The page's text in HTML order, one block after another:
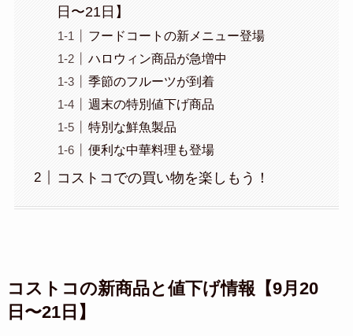
日〜21日】
フードコートの新メニュー登場
ハロウィン商品が急増中
季節のフルーツが到着
週末の特別値下げ商品
特別な鮮魚製品
便利な中華料理も登場
コストコでの買い物を楽しもう！
コストコの新商品と値下げ情報【9月20
日〜21日】